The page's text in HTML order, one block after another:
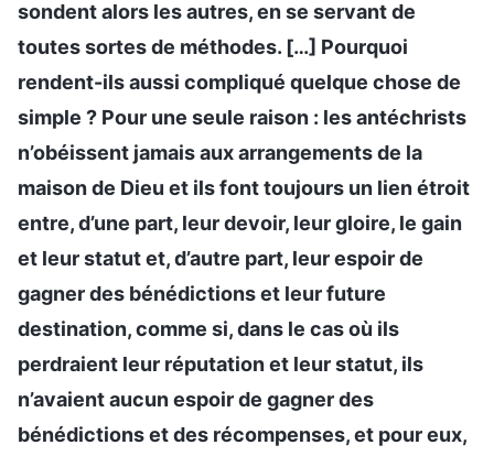
sondent alors les autres, en se servant de
toutes sortes de méthodes. […] Pourquoi
rendent-ils aussi compliqué quelque chose de
simple ? Pour une seule raison : les antéchrists
n’obéissent jamais aux arrangements de la
maison de Dieu et ils font toujours un lien étroit
entre, d’une part, leur devoir, leur gloire, le gain
et leur statut et, d’autre part, leur espoir de
gagner des bénédictions et leur future
destination, comme si, dans le cas où ils
perdraient leur réputation et leur statut, ils
n’avaient aucun espoir de gagner des
bénédictions et des récompenses, et pour eux,